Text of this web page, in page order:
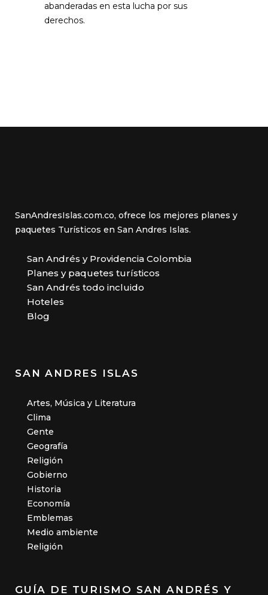
abanderadas en esta lucha por sus
derechos.
SanAndresIslas.com.co, ofrece los mejores planes y
paquetes Turísticos en San Andres Islas.
San Andrés y Providencia Colombia
Planes y paquetes turísticos
San Andrés todo incluido
Hoteles
Blog
SAN ANDRES ISLAS
Artes, Música y Literatura
Clima
Gente
Geografía
Religión
Gobierno
Historia
Economía
Emblemas
Medio ambiente
Religión
GUÍA DE TURISMO SAN ANDRÉS Y